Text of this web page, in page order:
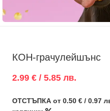
КОН-грачулейшънс
2.99 € / 5.85 лв.
ОТСТЪПКА от 0.50 € / 0.97